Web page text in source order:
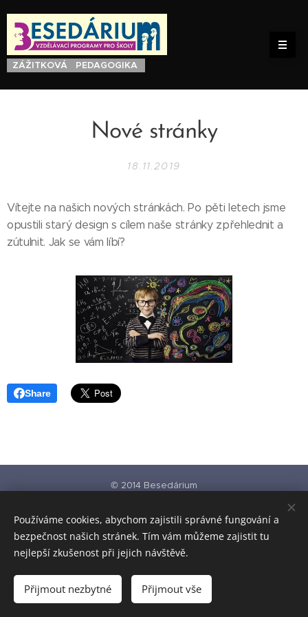
ZÁŽITKOVÁ PEDAGOGIKA
Nové stránky
18.11.2019
Vítejte na našich nových stránkách. Po pěti letech jsme
opustili starý design s cílem naše stránky zpřehlednit a
zútulnit. Jak se vám líbí?
Share
© 2014 Besedárium
Naše projekty
www.besedarium.cz- zážitková pedagogika pro školy
www.vyukove-plakaty.cz- pro školy i knihovny
Vytvořeno službou Webnode
Používáme cookies, abychom zajistili správné fungování a
bezpečnost našich stránek. Tím vám můžeme zajistit tu
nejlepší zkušenost při jejich návštěvě.
Přijmout nezbytné Přijmout vše